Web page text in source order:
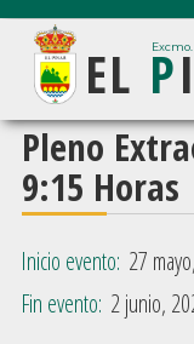
Saltar
contenido
principal
Saltar
barra
lateral
principal
EL P
Ayuntamiento
de
El
(Granada)
Pleno
9:15 Horas
Inicio evento: 27
Fin evento: 2 junio,